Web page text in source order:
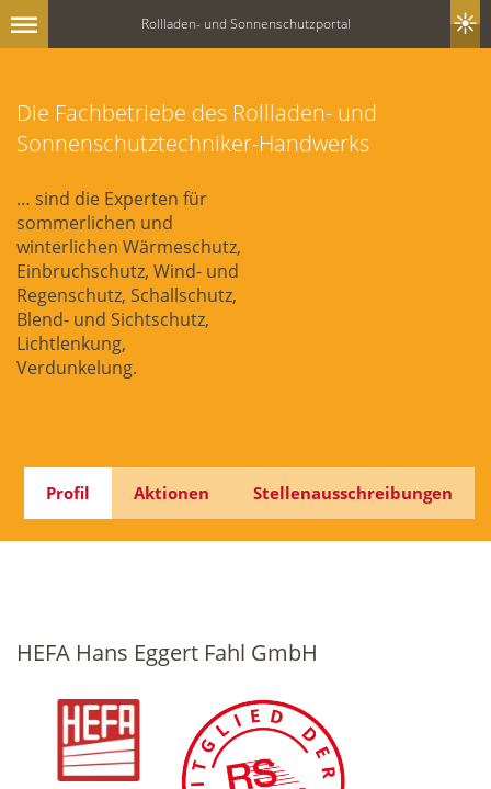
Rollladen- und Sonnenschutzportal
Die Fachbetriebe des Rollladen- und
Sonnenschutztechniker-Handwerks
… sind die Experten für
sommerlichen und
winterlichen Wärmeschutz,
Einbruchschutz, Wind- und
Regenschutz, Schallschutz,
Blend- und Sichtschutz,
Lichtlenkung,
Verdunkelung.
Profil Aktionen Stellenausschreibungen
HEFA Hans Eggert Fahl GmbH